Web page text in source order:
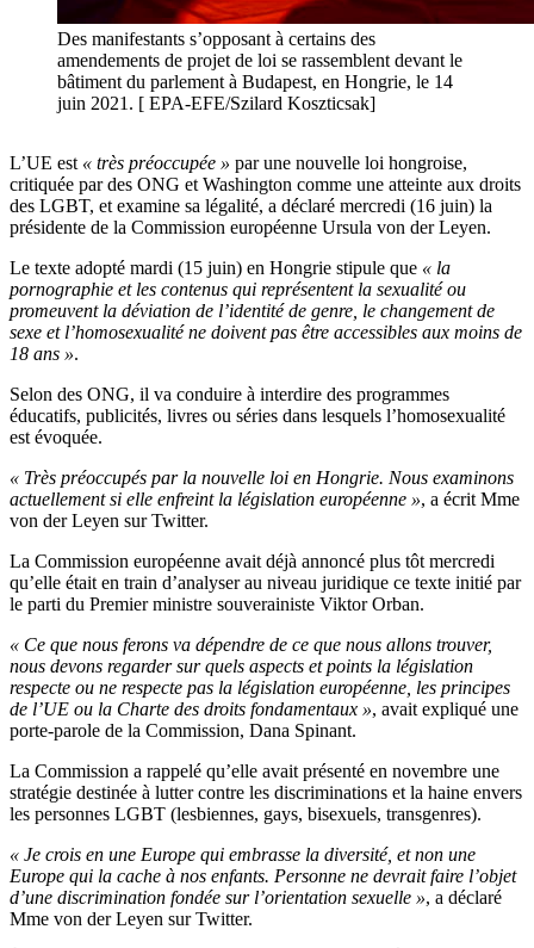
Des manifestants s’opposant à certains des
amendements de projet de loi se rassemblent devant le
bâtiment du parlement à Budapest, en Hongrie, le 14
juin 2021. [ EPA-EFE/Szilard Koszticsak]
L’UE est « très préoccupée » par une nouvelle loi hongroise,
critiquée par des ONG et Washington comme une atteinte aux droits
des LGBT, et examine sa légalité, a déclaré mercredi (16 juin) la
présidente de la Commission européenne Ursula von der Leyen.
Le texte adopté mardi (15 juin) en Hongrie stipule que « la
pornographie et les contenus qui représentent la sexualité ou
promeuvent la déviation de l’identité de genre, le changement de
sexe et l’homosexualité ne doivent pas être accessibles aux moins de
18 ans ».
Selon des ONG, il va conduire à interdire des programmes
éducatifs, publicités, livres ou séries dans lesquels l’homosexualité
est évoquée.
« Très préoccupés par la nouvelle loi en Hongrie. Nous examinons
actuellement si elle enfreint la législation européenne », a écrit Mme
von der Leyen sur Twitter.
La Commission européenne avait déjà annoncé plus tôt mercredi
qu’elle était en train d’analyser au niveau juridique ce texte initié par
le parti du Premier ministre souverainiste Viktor Orban.
« Ce que nous ferons va dépendre de ce que nous allons trouver,
nous devons regarder sur quels aspects et points la législation
respecte ou ne respecte pas la législation européenne, les principes
de l’UE ou la Charte des droits fondamentaux », avait expliqué une
porte-parole de la Commission, Dana Spinant.
La Commission a rappelé qu’elle avait présenté en novembre une
stratégie destinée à lutter contre les discriminations et la haine envers
les personnes LGBT (lesbiennes, gays, bisexuels, transgenres).
« Je crois en une Europe qui embrasse la diversité, et non une
Europe qui la cache à nos enfants. Personne ne devrait faire l’objet
d’une discrimination fondée sur l’orientation sexuelle », a déclaré
Mme von der Leyen sur Twitter.